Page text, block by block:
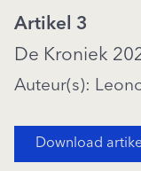
Artikel 3
De Kroniek
Auteur(s):
Download